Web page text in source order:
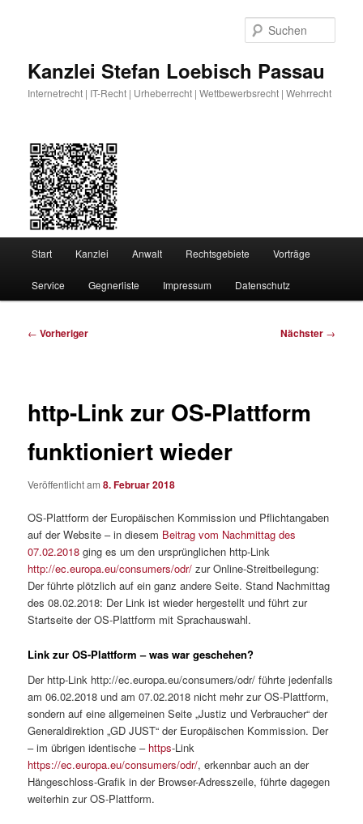
Kanzlei Stefan Loebisch Passau
Internetrecht | IT-Recht | Urheberrecht | Wettbewerbsrecht | Wehrrecht
Start Kanzlei Anwalt Rechtsgebiete Vorträge
Service Gegnerliste Impressum Datenschutz
Beitragsnavigation
← Vorheriger Nächster →
http-Link zur OS-Plattform
funktioniert wieder
Veröffentlicht am8. Februar 2018
OS-Plattform der Europäischen Kommission und Pflichtangaben
auf der Website – in diesem Beitrag vom Nachmittag des
07.02.2018 ging es um den ursprünglichen http-Link
http://ec.europa.eu/consumers/odr/ zur Online-Streitbeilegung:
Der führte plötzlich auf ein ganz andere Seite. Stand Nachmittag
des 08.02.2018: Der Link ist wieder hergestellt und führt zur
Startseite der OS-Plattform mit Sprachauswahl.
Link zur OS-Plattform – was war geschehen?
Der http-Link http://ec.europa.eu/consumers/odr/ führte jedenfalls
am 06.02.2018 und am 07.02.2018 nicht mehr zur OS-Plattform,
sondern auf eine allgemeinen Seite „Justiz und Verbraucher“ der
Generaldirektion „GD JUST“ der Europäischen Kommission. Der
– im übrigen identische – https-Link
https://ec.europa.eu/consumers/odr/, erkennbar auch an der
Hängeschloss-Grafik in der Browser-Adresszeile, führte dagegen
weiterhin zur OS-Plattform.